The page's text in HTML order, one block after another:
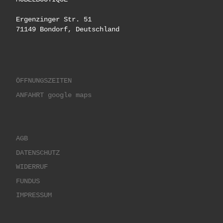
Ergenzinger Str. 51
71149 Bondorf, Deutschland
ÖFFNUNGSZEITEN
ANFAHRT google maps
AGB
DATENSCHUTZ
WIDERRUF
FUNDUS
IMPRESSUM